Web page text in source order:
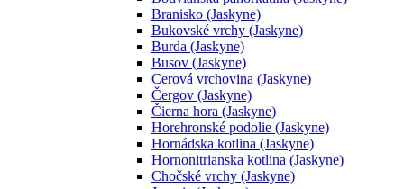
Branisko (Jaskyne)
Bukovské vrchy (Jaskyne)
Burda (Jaskyne)
Busov (Jaskyne)
Cerová vrchovina (Jaskyne)
Čergov (Jaskyne)
Čierna hora (Jaskyne)
Horehronské podolie (Jaskyne)
Hornádska kotlina (Jaskyne)
Hornonitrianska kotlina (Jaskyne)
Chočské vrchy (Jaskyne)